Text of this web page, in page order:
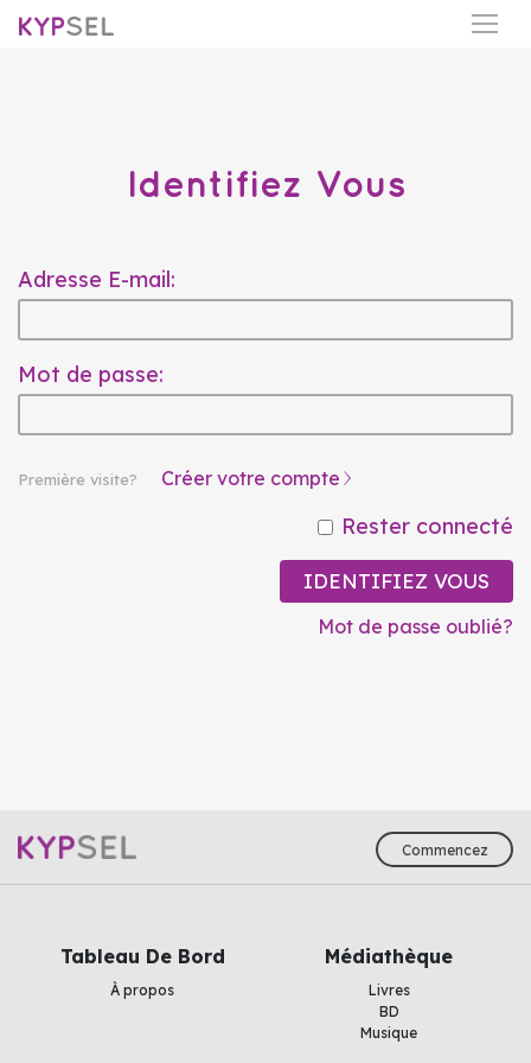
Identifiez Vous
Adresse E-mail:
Mot de passe:
Première visite? Créer votre compte
Rester connecté
IDENTIFIEZ VOUS
Mot de passe oublié?
Commencez
Tableau De Bord
À propos
Médiathèque
Livres
BD
Musique